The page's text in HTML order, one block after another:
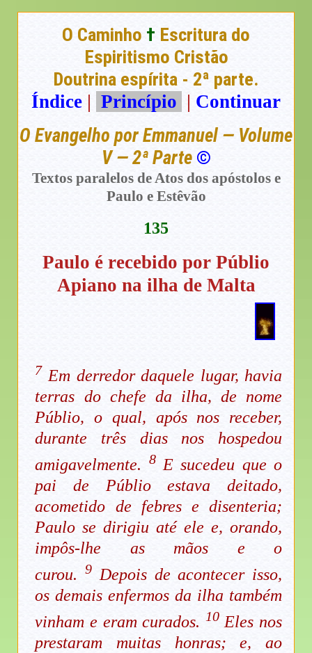
O Caminho † Escritura do
Espiritismo Cristão
Doutrina espírita - 2ª parte.
Índice | Princípio | Continuar
O Evangelho por Emmanuel — Volume
V — 2ª Parte ©
Textos paralelos de Atos dos apóstolos e
Paulo e Estêvão
135
Paulo é recebido por Públio
Apiano na ilha de Malta
7 Em derredor daquele lugar, havia
terras do chefe da ilha, de nome
Públio, o qual, após nos receber,
durante três dias nos hospedou
amigavelmente. 8E sucedeu que o
pai de Públio estava deitado,
acometido de febres e disenteria;
Paulo se dirigiu até ele e, orando,
impôs-lhe as mãos e o
curou.9 Depois de acontecer isso,
os demais enfermos da ilha também
vinham e eram curados. 10Eles nos
prestaram muitas honras; e, ao